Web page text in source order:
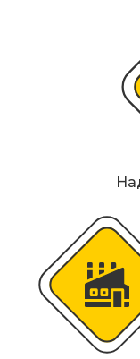
Светофоры
Мобильные
ограждения
Знаки
Знаки